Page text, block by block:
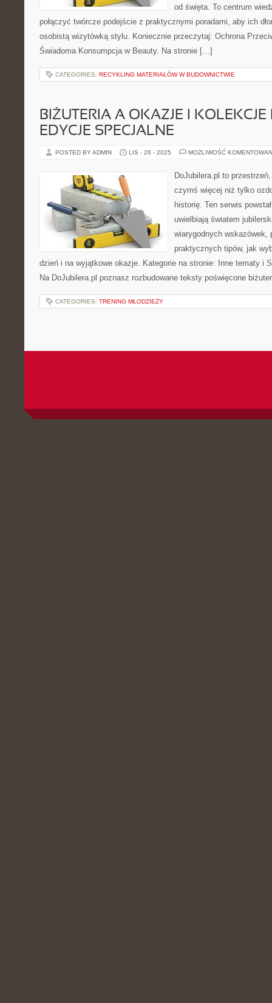
od święta. To centrum
połączyć twórcze podejście z praktycznymi poradami, aby ich
osobistą wizytówką stylu. Koniecznie przeczytaj: Ochrona
Świadoma Konsumpcja w Beauty. Na stronie […]
CATEGORIES: RECYKLING MATERIAŁÓW W BUDOWNICTWIE
BIŻUTERIA A OKAZJE I
EDYCJE SPECJALNE
POSTED BY ADMIN LIS - 26 - 2025 MOŻLIWOŚĆ
DoJubilera.pl to
czymś więcej niż tylko
historię. Ten serwis
uwielbiają światem
wiarygodnych wskazówek,
praktycznych tipów, jak
dzień i na wyjątkowe okazje. Kategorie na stronie: Inne tematy i
Na DoJubilera.pl poznasz rozbudowane teksty poświęcone
CATEGORIES: TRENING MŁODZIEŻY